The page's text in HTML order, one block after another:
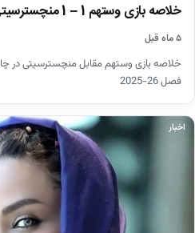
خلاصه بازی وستهم 1 – 1 منچسترسیتی (لیگ برتر انگلیس)
۵ ماه قبل
خلاصه بازی وستهم مقابل منچسترسیتی در
فصل 26-2025
اخبار